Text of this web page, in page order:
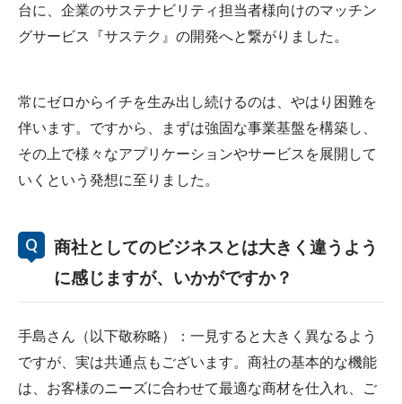
台に、企業のサステナビリティ担当者様向けのマッチン
グサービス『サステク』の開発へと繋がりました。
常にゼロからイチを生み出し続けるのは、やはり困難を
伴います。ですから、まずは強固な事業基盤を構築し、
その上で様々なアプリケーションやサービスを展開して
いくという発想に至りました。
商社としてのビジネスとは大きく違うよう
に感じますが、いかがですか？
手島さん（以下敬称略）：一見すると大きく異なるよう
ですが、実は共通点もございます。商社の基本的な機能
は、お客様のニーズに合わせて最適な商材を仕入れ、ご